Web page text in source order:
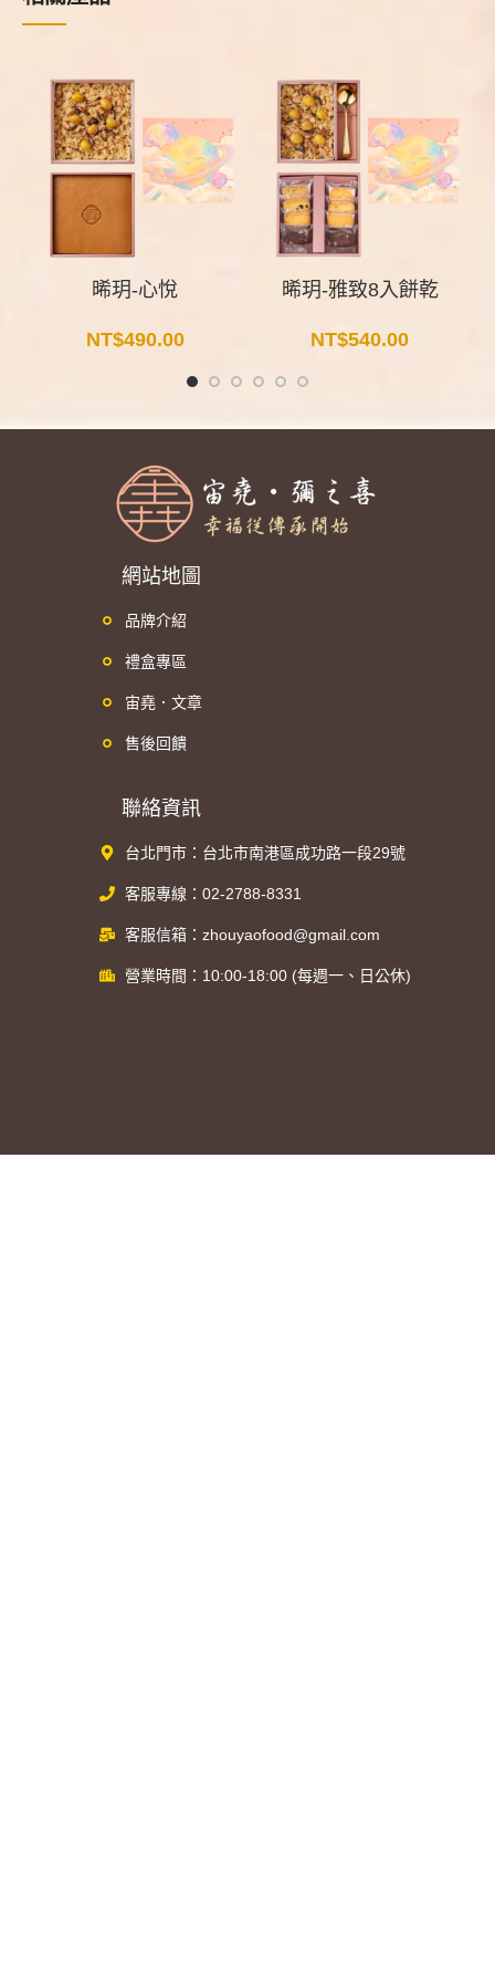
晞玥-心悅
NT$490.00
晞玥-雅致8入餅乾
NT$540.00
網站地圖
品牌介紹
禮盒專區
宙堯．文章
售後回饋
聯絡資訊
台北門市：台北市南港區成功路一段29號
客服專線：02-2788-8331
客服信箱：zhouyaofood@gmail.com
營業時間：10:00-18:00 (每週一、日公休)